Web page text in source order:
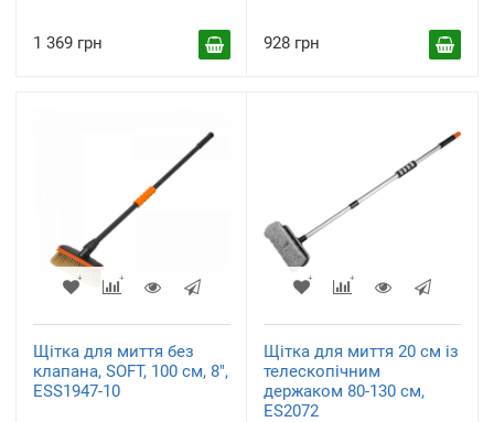
1 369 грн 928 грн
Щітка для миття без
клапана, SOFT, 100 см, 8",
ESS1947-10
Щітка для миття 20 см із
телескопічним
держаком 80-130 см,
ES2072